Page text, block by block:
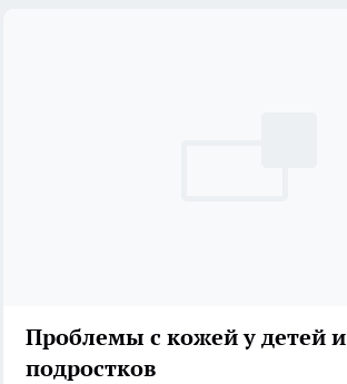
Проблемы с кожей у детей и
подростков